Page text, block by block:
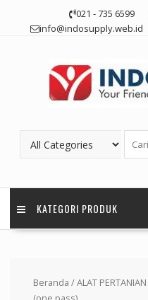
021 - 735 6599
info@indosupply.web.id
KATEGORI PRODUK
Beranda /ALAT PERTANIAN